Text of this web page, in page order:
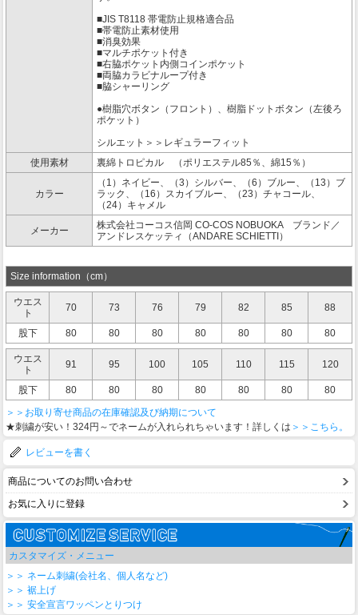
■JIS T8118 帯電防止規格適合品
■帯電防止素材使用
■消臭効果
■マルチポケット付き
■右脇ポケット内側コインポケット
■両脇カラビナループ付き
■脇シャーリング
●樹脂穴ボタン（フロント）、樹脂ドットボタン（左後ろ
ポケット）
シルエット＞＞レギュラーフィット
使用素材
裏綿トロピカル （ポリエステル85％、綿15％）
カラー
（1）ネイビー、（3）シルバー、（6）ブルー、（13）ブ
ラック、（16）スカイブルー、（23）チャコール、
（24）キャメル
メーカー
株式会社コーコス信岡 CO-COS NOBUOKA ブランド／
アンドレスケッティ（ANDARE SCHIETTI）
Size information（cm）
ウエス
ト
70 73 76 79 82 85 88
股下 80 80 80 80 80 80 80
ウエス
ト
91 95 100 105 110 115 120
股下 80 80 80 80 80 80
80
＞＞お取り寄せ商品の在庫確認及び納期について
★刺繍が安い！324円～でネームが入れられちゃいます！詳しくは ＞＞こちら。
レビューを書く
商品についてのお問い合わせ
お気に入りに登録
カスタマイズ・メニュー
＞＞ ネーム刺繍(会社名、個人名など)
＞＞ 裾上げ
＞＞ 安全宣言ワッペンとりつけ